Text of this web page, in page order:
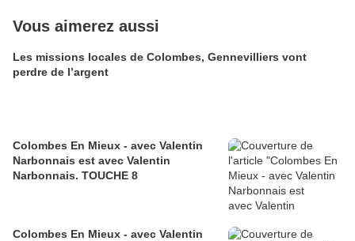
Vous aimerez aussi
Les missions locales de Colombes, Gennevilliers vont
perdre de l’argent
Colombes En Mieux - avec Valentin
Narbonnais est avec Valentin
Narbonnais. TOUCHE 8
Colombes En Mieux - avec Valentin